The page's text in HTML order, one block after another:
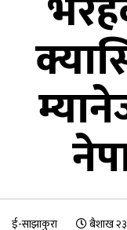
ई-साझाकुरा बैशाख